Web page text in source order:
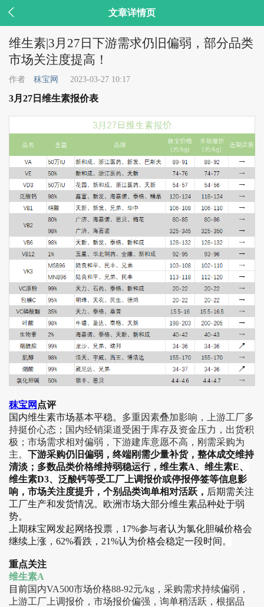
 文章详情页
维生素|3月27日下游需求仍旧偏弱，部分品类
市场关注度提高！
作者 秣宝网 2023-03-27 10:17
3月27日维生素报价表
秣宝网 点评
国内维生素市场基本平稳。 多重因素叠加影响，上游工厂多
持挺价心态；国内经销渠道受困于库存及资金压力，出货积
极；市场需求相对偏弱，下游建库意愿不高，刚需采购为
主。 下游采购仍旧偏弱，终端刚需少量补货，整体成交维持
清淡；多数品类价格维持弱稳运行， 维生素A、维生素E、
维生素D3、泛酸钙等受工厂上调报价或停报停签等信息影
响，市场关注度提升，个别品类询单相对活跃， 后期需关注
工厂生产和发货情况。欧洲市场大部分维生素品种处于弱
势。
上期秣宝网发起网络投票，17%参与者认为氯化胆碱价格会
继续上涨，62%看跌，21%认为价格会稳定一段时间 。
重点关注
维生素A
目前国内VA500市场价格88-92元/kg，采购需求持续偏弱，
上游工厂上调报价，市场报价偏强，询单稍活跃，根据品